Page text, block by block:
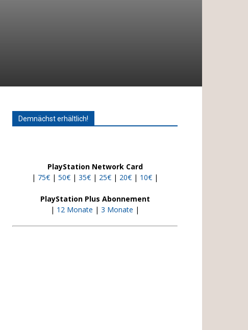
Demnächst erhältlich!
PlayStation Network Card
| 75€ | 50€ | 35€ | 25€ | 20€ | 10€ |
PlayStation Plus Abonnement
| 12 Monate | 3 Monate |